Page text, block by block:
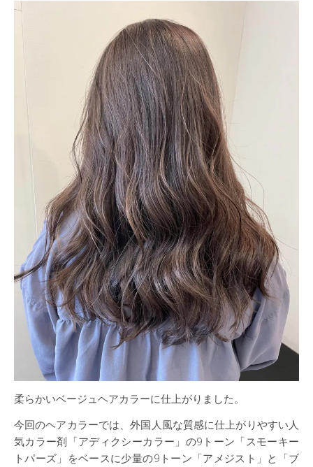
柔らかいベージュヘアカラーに仕上がりました。
今回のヘアカラーでは、外国人風な質感に仕上がりやすい人
気カラー剤「アディクシーカラー」の9トーン「スモーキー
トパーズ」をベースに少量の9トーン「アメジスト」と「ブ